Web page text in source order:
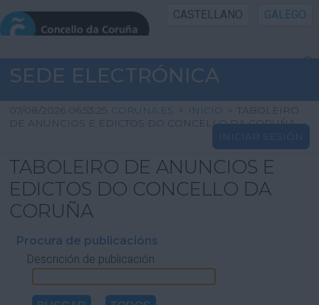
CASTELLANO GALEGO
INICIO SEDE
INICIO
INFORMACIÓN PÚBLICA
CARTAFOL CIDADÁN
AXUDA
SEDE ELECTRÓNICA
07/08/2026 06:53:25 CORUNA.ES > INICIO > TABOLEIRO
DE ANUNCIOS E EDICTOS DO CONCELLO DA CORUÑA
INICIAR SESIÓN
TABOLEIRO DE ANUNCIOS E
EDICTOS DO CONCELLO DA
CORUÑA
Procura de publicacións
Descrición de publicación